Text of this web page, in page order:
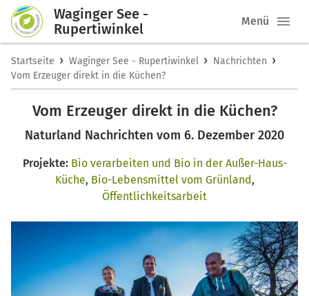
Waginger See -
Rupertiwinkel
Menü
Startseite › Waginger See - Rupertiwinkel › Nachrichten ›
Vom Erzeuger direkt in die Küchen?
Vom Erzeuger direkt in die Küchen?
Naturland Nachrichten vom 6. Dezember 2020
Projekte: Bio verarbeiten und Bio in der Außer-Haus-
Küche, Bio-Lebensmittel vom Grünland,
Öffentlichkeitsarbeit